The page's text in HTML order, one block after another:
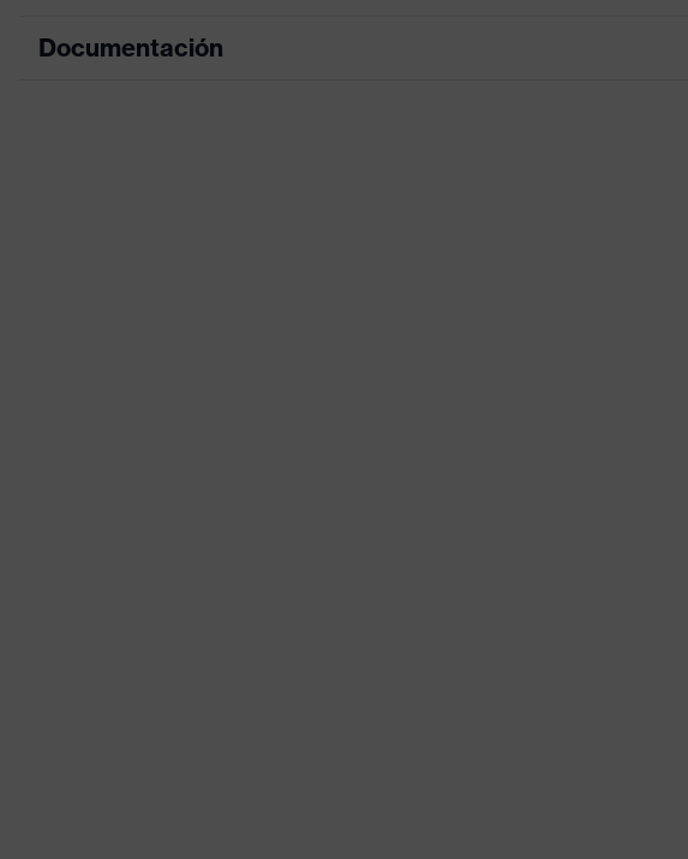
Denominación de familia de productos
Documentación